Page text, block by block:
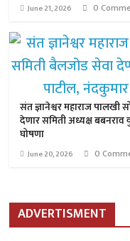
June 21, 2026 0
संत ज्ञानेश्वर महाराज
देणार समिती अध्यक्ष बबनराव
घोषणा
June 20, 2026 0
ADVERTISMENT